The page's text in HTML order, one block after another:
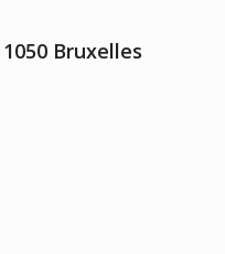
Bruxelles